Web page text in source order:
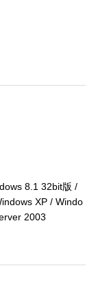
8.1 32bit版 /
XP / Windo
2003